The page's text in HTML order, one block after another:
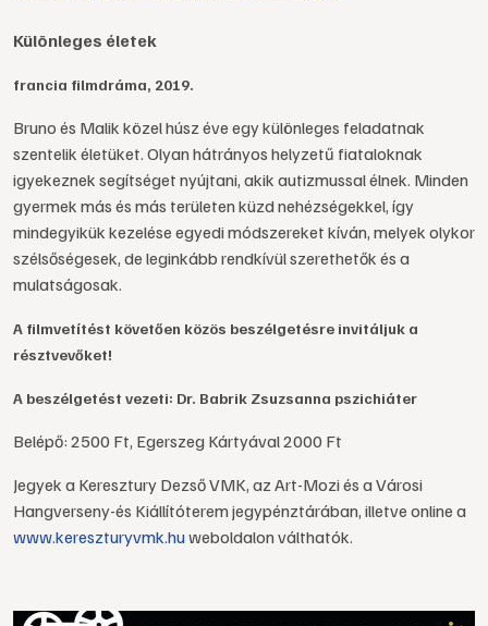
Különleges életek
francia filmdráma, 2019.
Bruno és Malik közel húsz éve egy különleges feladatnak
szentelik életüket. Olyan hátrányos helyzetű fiataloknak
igyekeznek segítséget nyújtani, akik autizmussal élnek. Minden
gyermek más és más területen küzd nehézségekkel, így
mindegyikük kezelése egyedi módszereket kíván, melyek olykor
szélsőségesek, de leginkább rendkívül szerethetők és a
mulatságosak.
A filmvetítést követően közös beszélgetésre invitáljuk a
résztvevőket!
A beszélgetést vezeti: Dr. Babrik Zsuzsanna pszichiáter
Belépő: 2500 Ft, Egerszeg Kártyával 2000 Ft
Jegyek a Keresztury Dezső VMK, az Art-Mozi és a Városi
Hangverseny-és Kiállítóterem jegypénztárában, illetve online a
www.kereszturyvmk.huweboldalon válthatók.